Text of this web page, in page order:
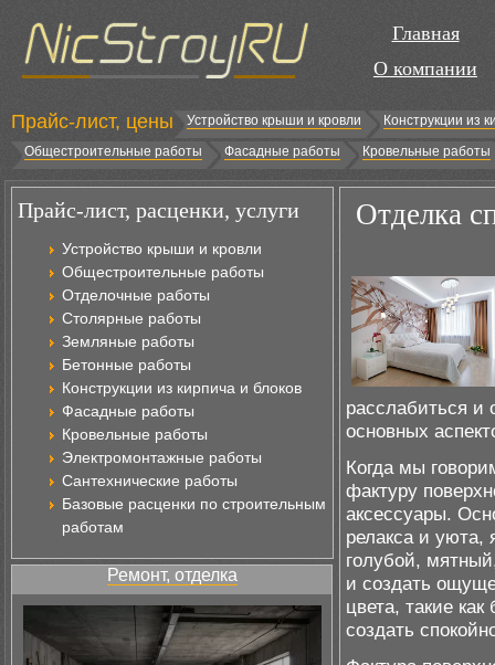
Главная
О компании
Прайс-лист, цены Устройство крыши и кровли
Конструкции из
Общестроительные работы
Фасадные работы Кровельные работы
Прайс-лист, расценки, услуги
Устройство крыши и кровли
Общестроительные работы
Отделочные работы
Столярные работы
Земляные работы
Бетонные работы
Конструкции из кирпича и блоков
Фасадные работы
Кровельные работы
Электромонтажные работы
Сантехнические работы
Базовые расценки по строительным
работам
Ремонт, отделка
Отделка
расслабиться и
основных
Когда мы
фактуру
аксессуары.
релакса и уюта,
голубой,
и создать
цвета, такие
создать